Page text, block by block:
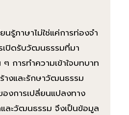
นรู้ภาษาไม่ใช่แค่การท่องจำ
ปิดรับวัฒนธรรมที่มา
การทำความเข้าใจบทบาท
างและรักษาวัฒนธรรม
งการเปลี่ยนแปลงทาง
ละวัฒนธรรม จึงเป็นข้อมูล